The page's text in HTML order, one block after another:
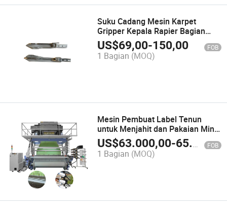
Suku Cadang Mesin Karpet
Gripper Kepala Rapier Bagian
Tenun Tekstil
US$69,00-150,00 FOB
1 Bagian (MOQ)
Mesin Pembuat Label Tenun
untuk Menjahit dan Pakaian Mini
Muller Jacquard Otomatis
US$63.000,00-65.000,00 FOB
1 Bagian (MOQ)